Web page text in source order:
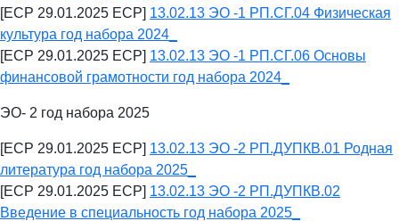
[ECP 29.01.2025 ECP] 13.02.13 ЭО -1 РП.СГ.04 Физическая
культура год набора 2024_
[ECP 29.01.2025 ECP] 13.02.13 ЭО -1 РП.СГ.06 Основы
финансовой грамотности год набора 2024_
ЭО- 2 год набора 2025
[ECP 29.01.2025 ECP] 13.02.13 ЭО -2 РП.ДУПКВ.01 Родная
литература год набора 2025_
[ECP 29.01.2025 ECP] 13.02.13 ЭО -2 РП.ДУПКВ.02
Введение в специальность год набора 2025_